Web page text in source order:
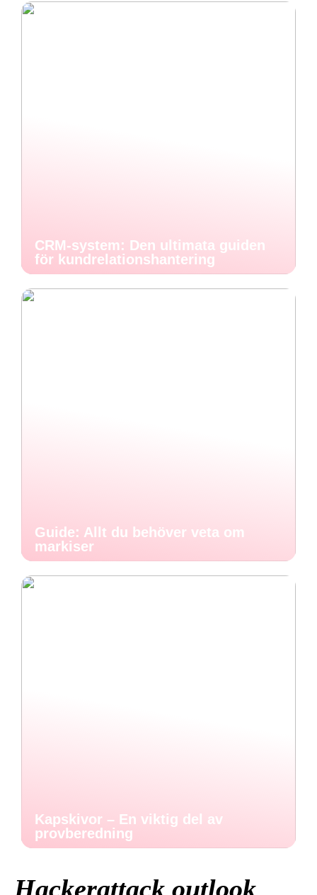
CRM-system: Den ultimata guiden
för kundrelationshantering
Guide: Allt du behöver veta om
markiser
Kapskivor – En viktig del av
provberedning
Hackerattack outlook